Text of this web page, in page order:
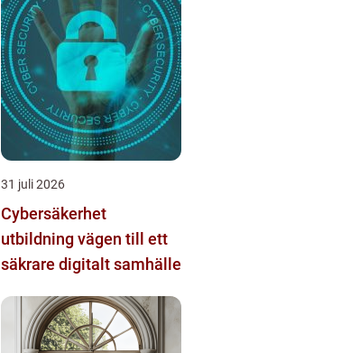
31 juli 2026
Cybersäkerhet
utbildning vägen till ett
säkrare digitalt samhälle